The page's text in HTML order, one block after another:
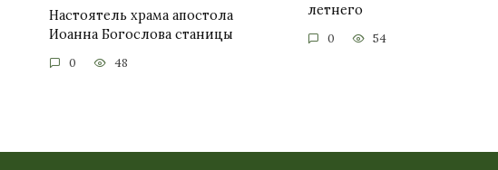
Настоятель храма апостола
Иоанна Богослова станицы
0 48
летнего
0 54